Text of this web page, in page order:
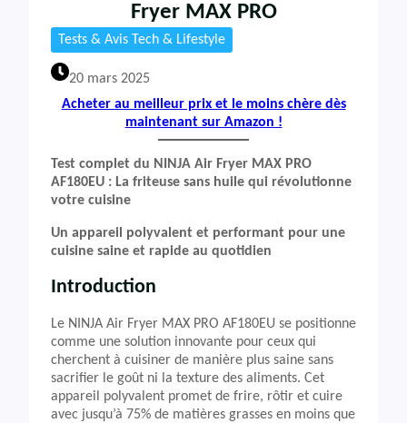
Fryer MAX PRO
Tests & Avis Tech & Lifestyle
20 mars 2025
Acheter au meilleur prix et le moins chère dès
maintenant sur Amazon !
Test complet du NINJA Air Fryer MAX PRO
AF180EU : La friteuse sans huile qui révolutionne
votre cuisine
Un appareil polyvalent et performant pour une
cuisine saine et rapide au quotidien
Introduction
Le NINJA Air Fryer MAX PRO AF180EU se positionne
comme une solution innovante pour ceux qui
cherchent à cuisiner de manière plus saine sans
sacrifier le goût ni la texture des aliments. Cet
appareil polyvalent promet de frire, rôtir et cuire
avec jusqu’à 75% de matières grasses en moins que